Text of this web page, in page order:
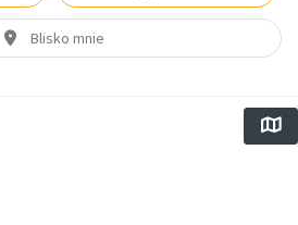
Blisko mnie